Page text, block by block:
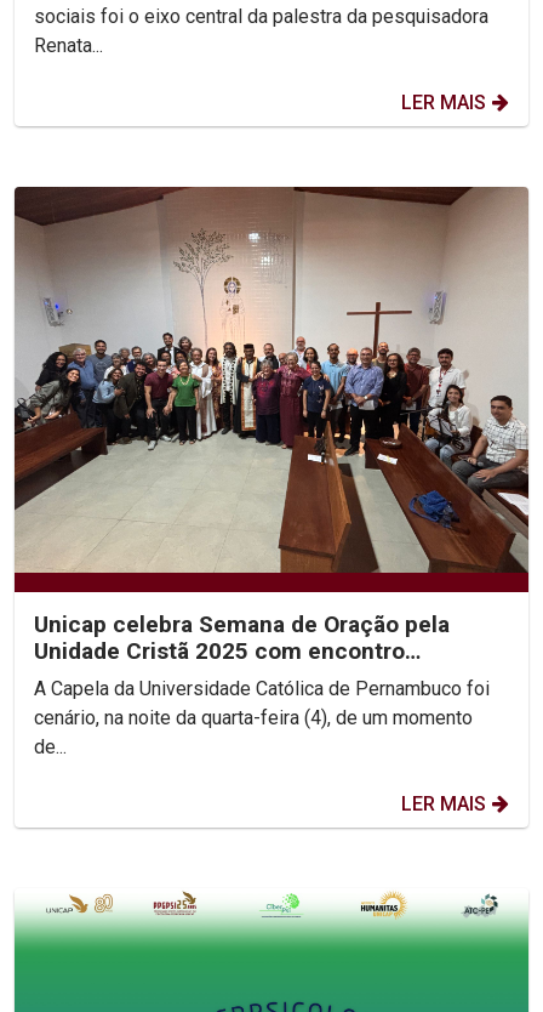
sociais foi o eixo central da palestra da pesquisadora
Renata...
LER MAIS
Unicap celebra Semana de Oração pela
Unidade Cristã 2025 com encontro
ecumênico e roda de diálogo...
A Capela da Universidade Católica de Pernambuco foi
cenário, na noite da quarta-feira (4), de um momento
de...
LER MAIS